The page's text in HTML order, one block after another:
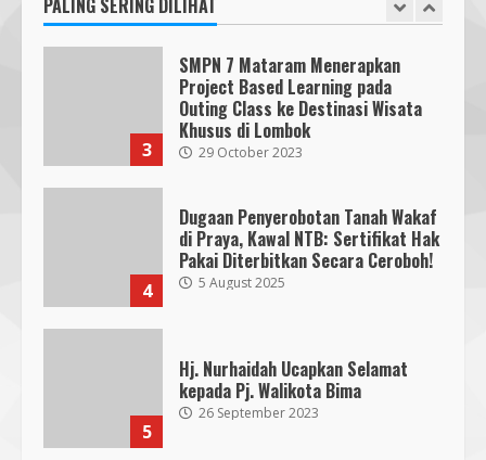
KKN 40 UMMAT Bersama BPBD
Lombok Barat Bangun Generasi
Tangguh melalui Edukasi dan
Simulasi Mitigasi Bencana
4 August 2026
PALING SERING DILIHAT
2
3
SMPN 7 Mataram Menerapkan
Project Based Learning pada
Outing Class ke Destinasi Wisata
Khusus di Lombok
29 October 2023
4
Dugaan Penyerobotan Tanah Wakaf
di Praya, Kawal NTB: Sertifikat Hak
Pakai Diterbitkan Secara Ceroboh!
5 August 2025
5
Hj. Nurhaidah Ucapkan Selamat
kepada Pj. Walikota Bima
26 September 2023